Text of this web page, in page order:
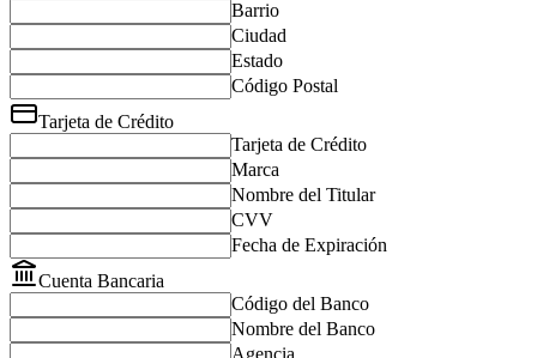
Barrio
Ciudad
Estado
Código Postal
Tarjeta de Crédito
Tarjeta de Crédito
Marca
Nombre del Titular
CVV
Fecha de Expiración
Cuenta Bancaria
Código del Banco
Nombre del Banco
Agencia